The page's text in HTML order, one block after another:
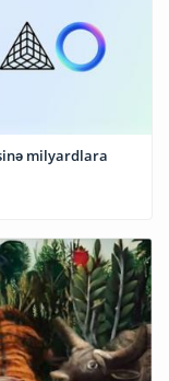
milyardlara